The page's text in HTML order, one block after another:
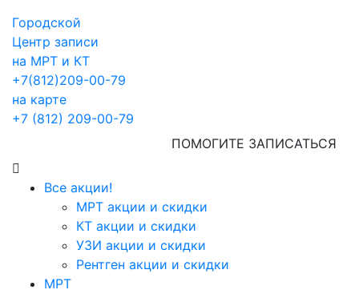
Городской
Центр записи
на МРТ и КТ
+7(812)209-00-79
на карте
+7 (812) 209-00-79
ПОМОГИТЕ ЗАПИСАТЬСЯ
Все акции!
МРТ акции и скидки
КТ акции и скидки
УЗИ акции и скидки
Рентген акции и скидки
МРТ